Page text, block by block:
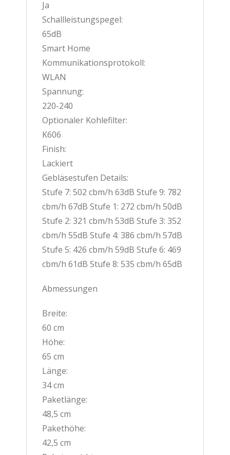
Ja
Schallleistungspegel:
65dB
Smart Home
Kommunikationsprotokoll:
WLAN
Spannung:
220-240
Optionaler Kohlefilter:
K606
Finish:
Lackiert
Gebläsestufen Details:
Stufe 7: 502 cbm/h 63dB Stufe 9: 782
cbm/h 67dB Stufe 1: 272 cbm/h 50dB
Stufe 2: 321 cbm/h 53dB Stufe 3: 352
cbm/h 55dB Stufe 4: 386 cbm/h 57dB
Stufe 5: 426 cbm/h 59dB Stufe 6: 469
cbm/h 61dB Stufe 8: 535 cbm/h 65dB
Abmessungen
Breite:
60 cm
Höhe:
65 cm
Länge:
34 cm
Paketlänge:
48,5 cm
Pakethöhe:
42,5 cm